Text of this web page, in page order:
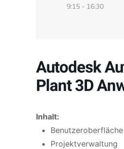
9:15 - 16:30
Autodesk
Plant 3D
Inhalt:
Projektverwaltung